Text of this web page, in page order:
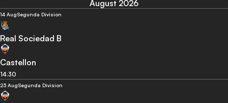
August 2026
14 AugSegunda Division
Real Sociedad B
Castellon
14:30
23 AugSegunda Division